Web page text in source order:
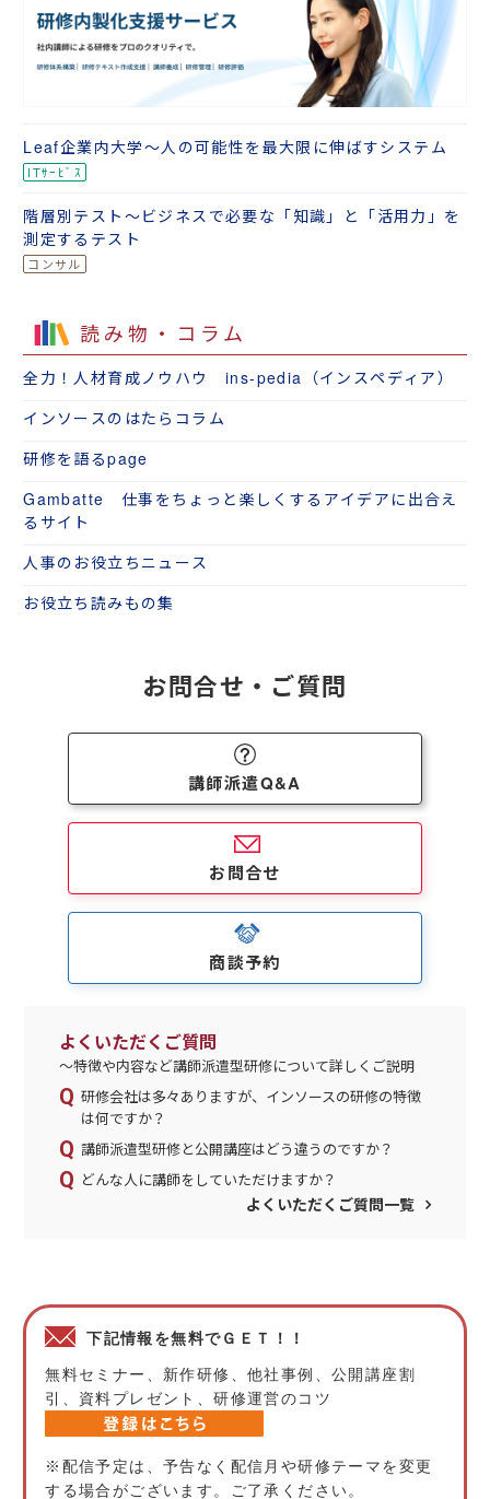
Leaf企業内大学～人の可能性を最大限に伸ばすシステム
階層別テスト～ビジネスで必要な「知識」と「活用力」を
測定するテスト
読み物・コラム
全力！人材育成ノウハウ ins-pedia（インスペディア）
インソースのはたらコラム
研修を語るpage
Gambatte 仕事をちょっと楽しくするアイデアに出合え
るサイト
人事のお役立ちニュース
お役立ち読みもの集
お問合せ・ご質問
講師派遣Q&A
お問合せ
商談予約
よくいただくご質問
～特徴や内容など講師派遣型研修について詳しくご説明
研修会社は多々ありますが、インソースの研修の特徴
は何ですか？
講師派遣型研修と公開講座はどう違うのですか？
どんな人に講師をしていただけますか？
よくいただくご質問一覧
下記情報を無料でＧＥＴ！！
無料セミナー、新作研修、他社事例、公開講座割
引、資料プレゼント、研修運営のコツ
※配信予定は、予告なく配信月や研修テーマを変更
する場合がございます。ご了承ください。